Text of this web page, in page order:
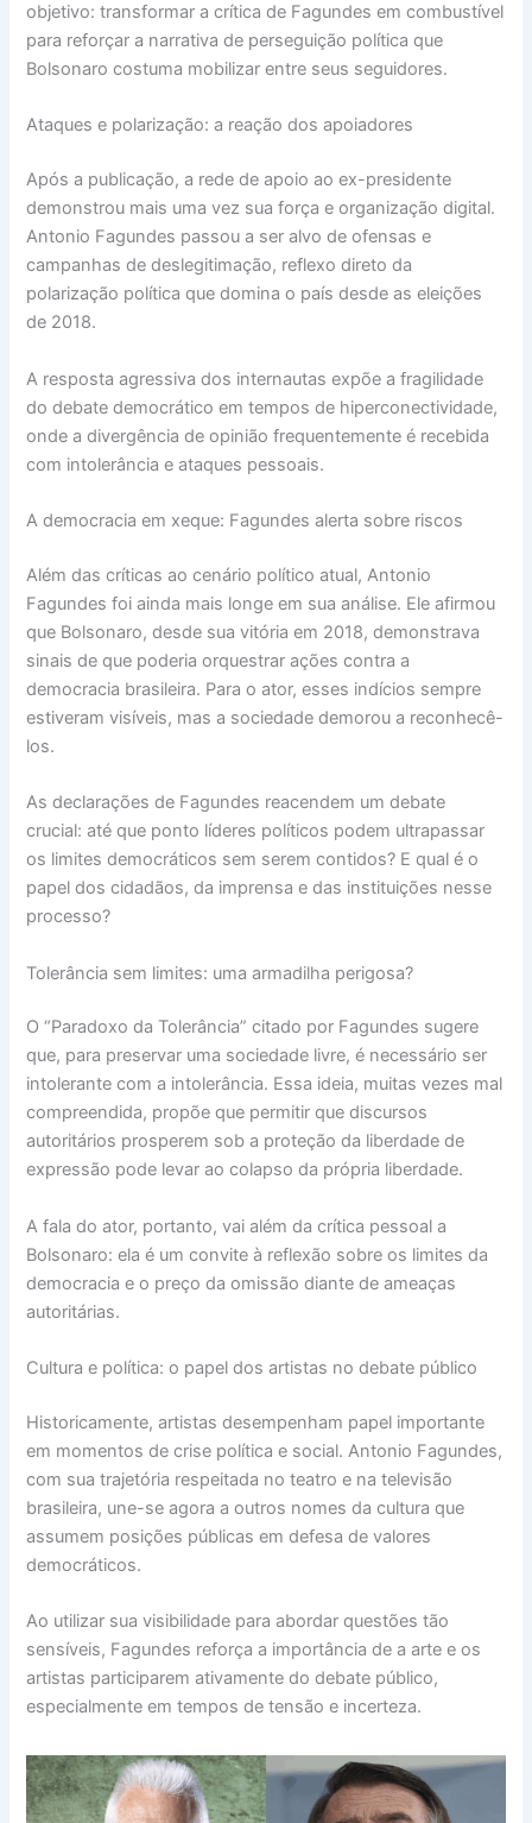
objetivo: transformar a crítica de Fagundes em combustível
para reforçar a narrativa de perseguição política que
Bolsonaro costuma mobilizar entre seus seguidores.
Ataques e polarização: a reação dos apoiadores
Após a publicação, a rede de apoio ao ex-presidente
demonstrou mais uma vez sua força e organização digital.
Antonio Fagundes passou a ser alvo de ofensas e
campanhas de deslegitimação, reflexo direto da
polarização política que domina o país desde as eleições
de 2018.
A resposta agressiva dos internautas expõe a fragilidade
do debate democrático em tempos de hiperconectividade,
onde a divergência de opinião frequentemente é recebida
com intolerância e ataques pessoais.
A democracia em xeque: Fagundes alerta sobre riscos
Além das críticas ao cenário político atual, Antonio
Fagundes foi ainda mais longe em sua análise. Ele afirmou
que Bolsonaro, desde sua vitória em 2018, demonstrava
sinais de que poderia orquestrar ações contra a
democracia brasileira. Para o ator, esses indícios sempre
estiveram visíveis, mas a sociedade demorou a reconhecê-
los.
As declarações de Fagundes reacendem um debate
crucial: até que ponto líderes políticos podem ultrapassar
os limites democráticos sem serem contidos? E qual é o
papel dos cidadãos, da imprensa e das instituições nesse
processo?
Tolerância sem limites: uma armadilha perigosa?
O “Paradoxo da Tolerância” citado por Fagundes sugere
que, para preservar uma sociedade livre, é necessário ser
intolerante com a intolerância. Essa ideia, muitas vezes mal
compreendida, propõe que permitir que discursos
autoritários prosperem sob a proteção da liberdade de
expressão pode levar ao colapso da própria liberdade.
A fala do ator, portanto, vai além da crítica pessoal a
Bolsonaro: ela é um convite à reflexão sobre os limites da
democracia e o preço da omissão diante de ameaças
autoritárias.
Cultura e política: o papel dos artistas no debate público
Historicamente, artistas desempenham papel importante
em momentos de crise política e social. Antonio Fagundes,
com sua trajetória respeitada no teatro e na televisão
brasileira, une-se agora a outros nomes da cultura que
assumem posições públicas em defesa de valores
democráticos.
Ao utilizar sua visibilidade para abordar questões tão
sensíveis, Fagundes reforça a importância de a arte e os
artistas participarem ativamente do debate público,
especialmente em tempos de tensão e incerteza.